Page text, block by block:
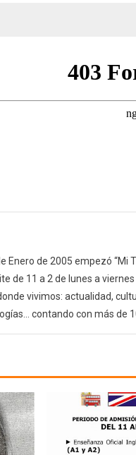
Enero de 2005 empezó “Mi
de 11 a 2 de lunes a
vivimos: actualidad,
contando con más de